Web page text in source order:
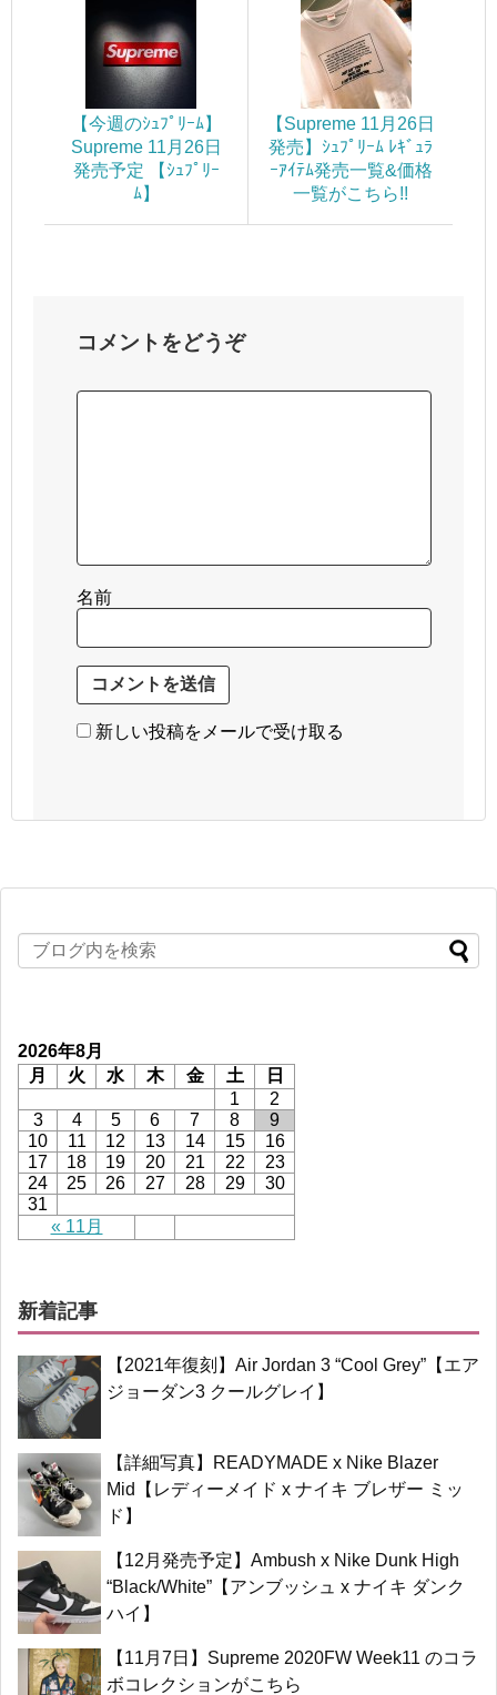
【今週のｼｭﾌﾟﾘｰﾑ】
Supreme 11月26日
発売予定 【ｼｭﾌﾟﾘｰ
ﾑ】
【Supreme 11月26日
発売】ｼｭﾌﾟﾘｰﾑ ﾚｷﾞｭﾗ
ｰｱｲﾃﾑ発売一覧&価格
一覧がこちら!!
コメントをどうぞ
名前
新しい投稿をメールで受け取る
2026年8月
月
火 水 木 金 土 日
« 11月
1
2
3
4 5 6 7 8
9
10
11 12 13 14 15
16
17
18 19 20 21 22
23
24
25 26 27 28 29
30
31
新着記事
【2021年復刻】Air Jordan 3 “Cool Grey”【エア
ジョーダン3 クールグレイ】
【詳細写真】READYMADE x Nike Blazer
Mid【レディーメイド x ナイキ ブレザー ミッ
ド】
【12月発売予定】Ambush x Nike Dunk High
“Black/White”【アンブッシュ x ナイキ ダンク
ハイ】
【11月7日】Supreme 2020FW Week11 のコラ
ボコレクションがこちら